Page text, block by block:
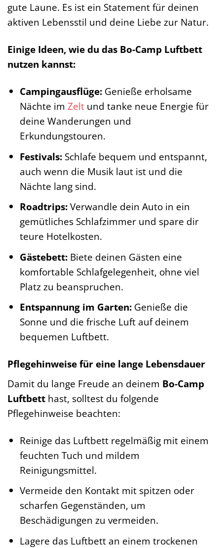
gute Laune. Es ist ein Statement für deinen
aktiven Lebensstil und deine Liebe zur Natur.
Einige Ideen, wie du das Bo-Camp Luftbett
nutzen kannst:
Campingausflüge:Genieße erholsame
Nächte im Zeltund tanke neue Energie für
deine Wanderungen und
Erkundungstouren.
Festivals:Schlafe bequem und entspannt,
auch wenn die Musik laut ist und die
Nächte lang sind.
Roadtrips:Verwandle dein Auto in ein
gemütliches Schlafzimmer und spare dir
teure Hotelkosten.
Gästebett:Biete deinen Gästen eine
komfortable Schlafgelegenheit, ohne viel
Platz zu beanspruchen.
Entspannung im Garten:Genieße die
Sonne und die frische Luft auf deinem
bequemen Luftbett.
Pflegehinweise für eine lange Lebensdauer
Damit du lange Freude an deinem Bo-Camp
Luftbett hast, solltest du folgende
Pflegehinweise beachten:
Reinige das Luftbett regelmäßig mit einem
feuchten Tuch und mildem
Reinigungsmittel.
Vermeide den Kontakt mit spitzen oder
scharfen Gegenständen, um
Beschädigungen zu vermeiden.
Lagere das Luftbett an einem trockenen